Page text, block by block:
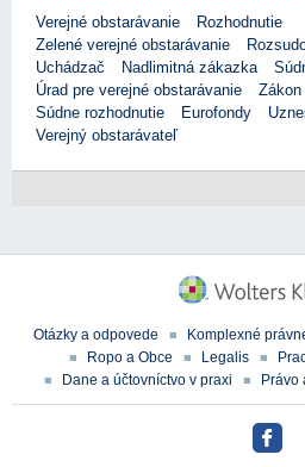
Verejné obstarávanie
Rozhodnutie
Zelené verejné obstarávanie
Uchádzač
Nadlimitná zákazka
Úrad pre verejné obstarávanie
Súdne rozhodnutie
Eurofondy
Verejný obstarávateľ
Otázky a odpovede Komplexné
Ropo a Obce
Legalis
Dane a účtovníctvo v praxi
Právo